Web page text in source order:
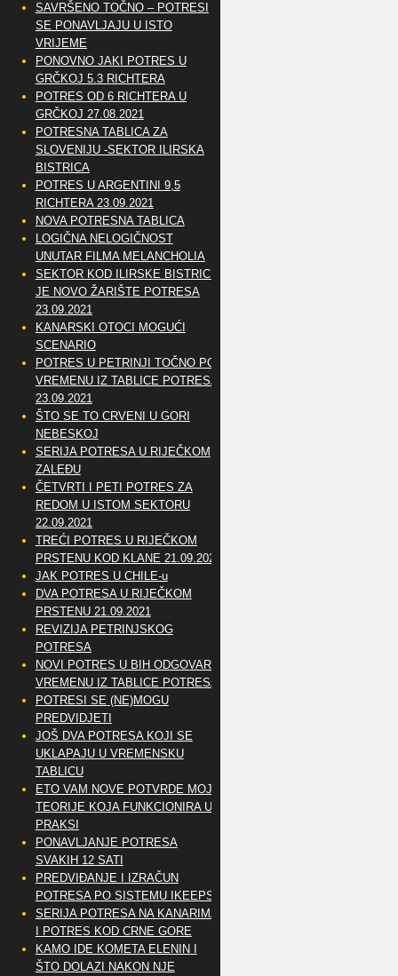
SAVRŠENO TOČNO – POTRESI
SE PONAVLJAJU U ISTO
VRIJEME
PONOVNO JAKI POTRES U
GRČKOJ 5.3 RICHTERA
POTRES OD 6 RICHTERA U
GRČKOJ 27.08.2021
POTRESNA TABLICA ZA
SLOVENIJU -SEKTOR ILIRSKA
BISTRICA
POTRES U ARGENTINI 9,5
RICHTERA 23.09.2021
NOVA POTRESNA TABLICA
LOGIČNA NELOGIČNOST
UNUTAR FILMA MELANCHOLIA
SEKTOR KOD ILIRSKE BISTRICE
JE NOVO ŽARIŠTE POTRESA
23.09.2021
KANARSKI OTOCI MOGUĆI
SCENARIO
POTRES U PETRINJI TOČNO PO
VREMENU IZ TABLICE POTRESA
23.09.2021
ŠTO SE TO CRVENI U GORI
NEBESKOJ
SERIJA POTRESA U RIJEČKOM
ZALEĐU
ČETVRTI I PETI POTRES ZA
REDOM U ISTOM SEKTORU
22.09.2021
TREĆI POTRES U RIJEČKOM
PRSTENU KOD KLANE 21.09.2021
JAK POTRES U CHILE-u
DVA POTRESA U RIJEČKOM
PRSTENU 21.09.2021
REVIZIJA PETRINJSKOG
POTRESA
NOVI POTRES U BIH ODGOVARA
VREMENU IZ TABLICE POTRESA
POTRESI SE (NE)MOGU
PREDVIDJETI
JOŠ DVA POTRESA KOJI SE
UKLAPAJU U VREMENSKU
TABLICU
ETO VAM NOVE POTVRDE MOJE
TEORIJE KOJA FUNKCIONIRA U
PRAKSI
PONAVLJANJE POTRESA
SVAKIH 12 SATI
PREDVIĐANJE I IZRAČUN
POTRESA PO SISTEMU IKEEPS
SERIJA POTRESA NA KANARIMA
I POTRES KOD CRNE GORE
KAMO IDE KOMETA ELENIN I
ŠTO DOLAZI NAKON NJE